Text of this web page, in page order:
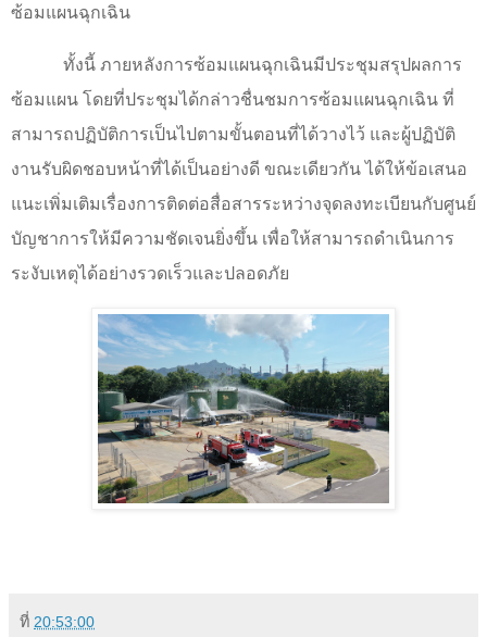
ซ้อมแผนฉุกเฉิน
ทั้งนี้ ภายหลังการซ้อมแผนฉุกเฉินมีประชุมสรุปผลการ
ซ้อมแผน โดยที่ประชุมได้กล่าวชื่นชมการซ้อมแผนฉุกเฉิน ที่
สามารถปฏิบัติการเป็นไปตามขั้นตอนที่ได้วางไว้ และผู้ปฏิบัติ
งานรับผิดชอบหน้าที่ได้เป็นอย่างดี ขณะเดียวกัน ได้ให้ข้อเสนอ
แนะเพิ่มเติมเรื่องการติดต่อสื่อสารระหว่างจุดลงทะเบียนกับศูนย์
บัญชาการให้มีความชัดเจนยิ่งขึ้น เพื่อให้สามารถดำเนินการ
ระงับเหตุได้อย่างรวดเร็วและปลอดภัย
ที่ 20:53:00